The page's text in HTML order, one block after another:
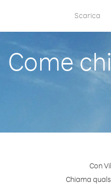
Scarica
Come
Con
Chiama